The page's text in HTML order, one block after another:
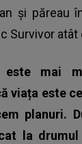
și păreau
Survivor atât
este mai
viața este
planuri.
la